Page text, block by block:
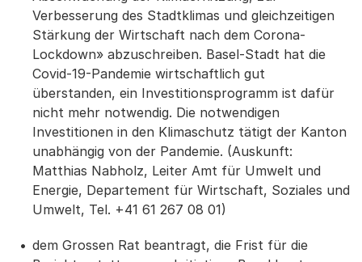
Verbesserung des Stadtklimas und gleichzeitigen
Stärkung der Wirtschaft nach dem Corona-
Lockdown» abzuschreiben. Basel-Stadt hat die
Covid-19-Pandemie wirtschaftlich gut
überstanden, ein Investitionsprogramm ist dafür
nicht mehr notwendig. Die notwendigen
Investitionen in den Klimaschutz tätigt der Kanton
unabhängig von der Pandemie. (Auskunft:
Matthias Nabholz, Leiter Amt für Umwelt und
Energie, Departement für Wirtschaft, Soziales und
Umwelt, Tel. +41 61 267 08 01)
dem Grossen Rat beantragt, die Frist für die